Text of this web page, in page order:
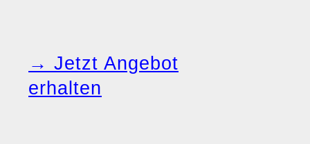
→ Jetzt Angebot
erhalten